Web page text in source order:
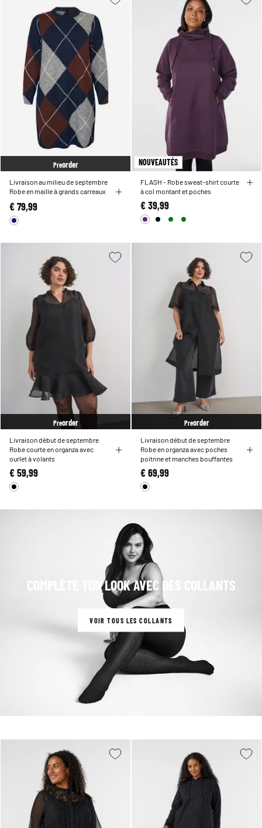
Preorder
Livraison au milieu de septembre
Robe en maille à grands carreaux
€ 79,99
NOUVEAUTÉS
FLASH - Robe sweat-shirt courte
à col montant et poches
€ 39,99
Preorder
Livraison début de septembre
Robe courte en organza avec
ourlet à volants
€ 59,99
Preorder
Livraison début de septembre
Robe en organza avec poches
poitrine et manches bouffantes
€ 69,99
COMPLÈTE TON LOOK AVEC DES COLLANTS
VOIR TOUS LES COLLANTS